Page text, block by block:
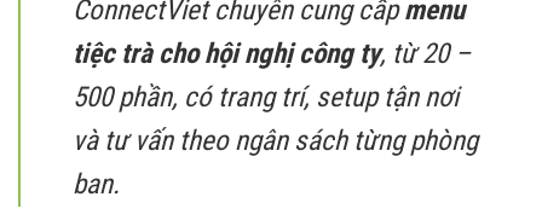
ConnectViet chuyên cung cấpmenu
tiệc trà cho hội nghị công ty, từ 20 –
500 phần, có trang trí, setup tận nơi
và tư vấn theo ngân sách từng phòng
ban.